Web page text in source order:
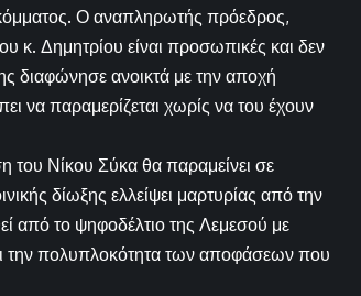
Ο αναπληρωτής πρόεδρος,
κ. Δημητρίου είναι προσωπικές και δεν
διαφώνησε ανοικτά με την αποχή
να παραμερίζεται χωρίς να του έχουν
Νίκου Σύκα θα παραμείνει σε
δίωξης ελλείψει μαρτυρίας από την
από το ψηφοδέλτιο της Λεμεσού με
την πολυπλοκότητα των αποφάσεων που